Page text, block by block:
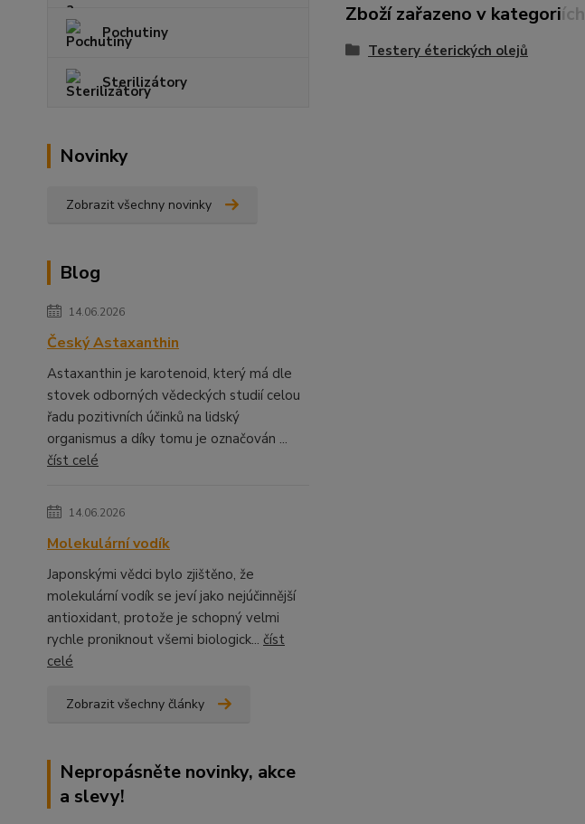
Pochutiny
Sterilizátory
Novinky
Zobrazit všechny novinky
Blog
14.06.2026
Český Astaxanthin
Astaxanthin je karotenoid, který má dle
stovek odborných vědeckých studií celou
řadu pozitivních účinků na lidský
organismus a díky tomu je označován ...
číst celé
14.06.2026
Molekulární vodík
Japonskými vědci bylo zjištěno, že
molekulární vodík se jeví jako nejúčinnější
antioxidant, protože je schopný velmi
rychle proniknout všemi biologick... číst
celé
Zobrazit všechny články
Nepropásněte novinky, akce
a slevy!
Zboží zařazeno v kategoriích
Testery éterických olejů